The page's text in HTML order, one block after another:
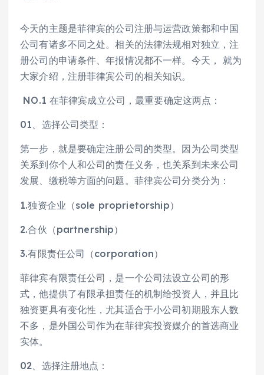
今天的主题是菲律宾的公司注册与运营政策都和中国
公司有诸多不同之处。相关的法律法规相对独立，注
册公司的申请条件、年报情况都不一样。今天， 就为
大家介绍，注册菲律宾公司的相关知识。
NO.1 在菲律宾成立公司，最重要确定这两点：
01、选择公司类型：
第一步，就是要确定注册公司的类型。因为公司类型
关系到你个人和公司的责任义务，也关系到未来公司
发展、缴税等方面的问题。菲律宾公司分类分为：
1.独资企业（sole proprietorship）
2.合伙（partnership）
3.有限责任公司（corporation）
菲律宾有限责任公司，是一个公司法设立公司的形
式，他提供了有限承担责任的机制给投资人，并且比
独资更具有变化性，尤其适合于小公司初期股东人数
不多，是外国公司作为在菲律宾投资媒介的首选商业
实体。
02、选择注册地点：